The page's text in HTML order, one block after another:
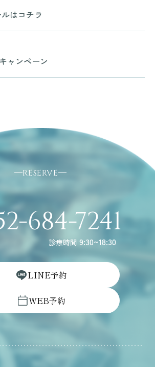
はコチラ
ャンペーン
RESERVE
684-7241
診療時間 9:30~18:30
LINE予約
WEB予約